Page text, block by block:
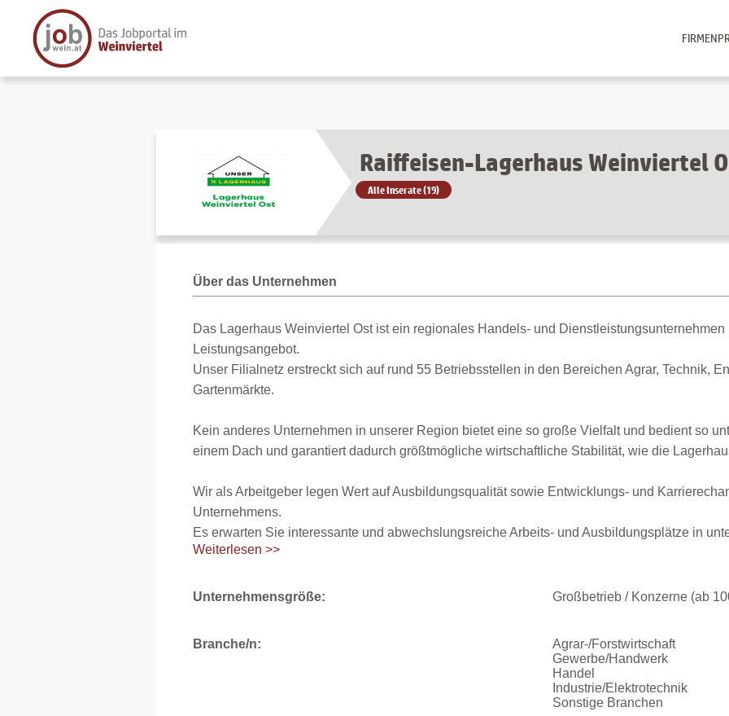
Raiffeisen-Lagerhaus Weinviertel
Alle Inserate (19)
Über das Unternehmen
Das Lagerhaus Weinviertel Ost ist ein regionales Handels- und Dienstleistungsunternehmen
Leistungsangebot.
Unser Filialnetz erstreckt sich auf rund 55 Betriebsstellen in den Bereichen Agrar, Technik,
Gartenmärkte.
Kein anderes Unternehmen in unserer Region bietet eine so große Vielfalt und bedient so
einem Dach und garantiert dadurch größtmögliche wirtschaftliche Stabilität, wie die
Wir als Arbeitgeber legen Wert auf Ausbildungsqualität sowie Entwicklungs- und
Unternehmens.
Es erwarten Sie interessante und abwechslungsreiche Arbeits- und Ausbildungsplätze in
Weiterlesen >>
Unternehmensgröße: Großbetrieb / Konzerne (ab
Branche/n:
Agrar-/Forstwirtschaft
Gewerbe/Handwerk
Handel
Industrie/Elektrotechnik
Sonstige Branchen